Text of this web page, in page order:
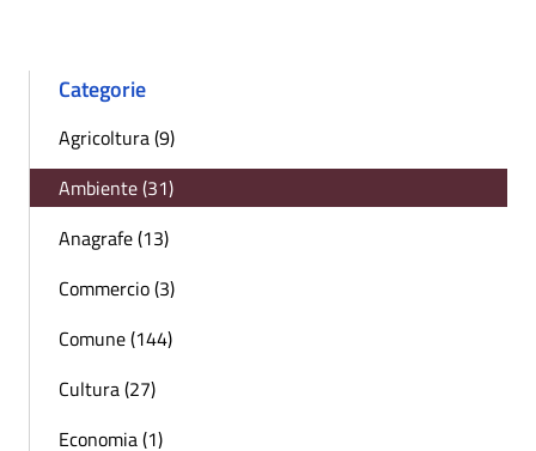
Categorie
Agricoltura (9)
Ambiente (31)
Anagrafe (13)
Commercio (3)
Comune (144)
Cultura (27)
Economia (1)